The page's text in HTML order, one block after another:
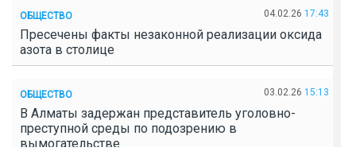
ОБЩЕСТВО 04.02.26 17:43
Пресечены факты незаконной реализации оксида
азота в столице
ОБЩЕСТВО 03.02.26 15:13
В Алматы задержан представитель уголовно-
преступной среды по подозрению в
вымогательстве